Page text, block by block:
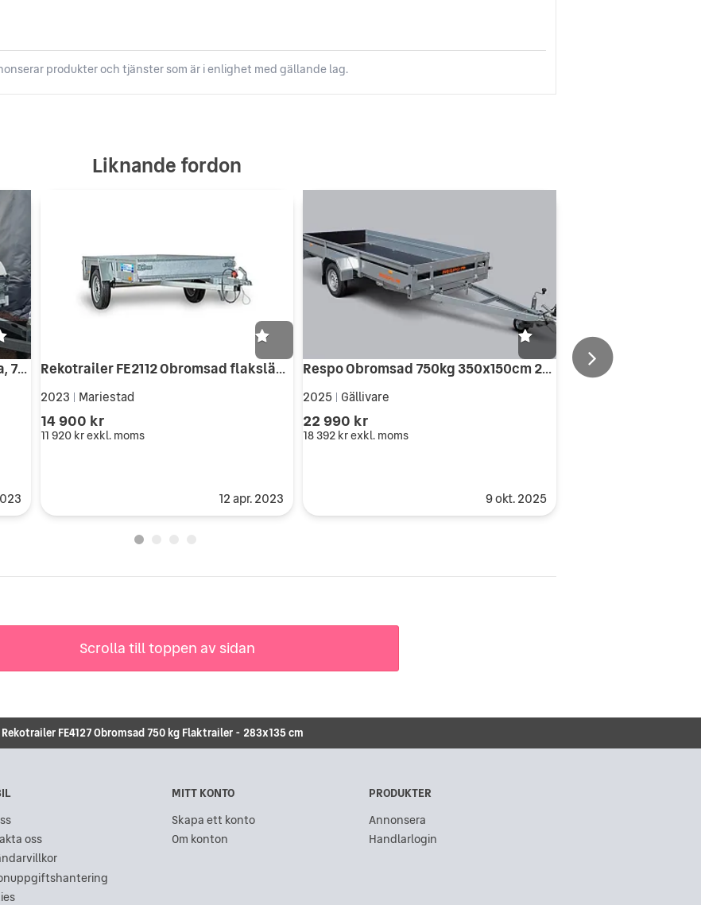
produkter och tjänster som är i enlighet med gällande lag.
Liknande fordon
Reko flaktrailer med glasfiberkåpa, 750 kg - obromsad Rekotrailer FE2112 Obromsad flaksläp 750 kg
2023 | Mariestad
14 900 kr
11 920 krexkl. moms
12 apr. 2023
Respo Obromsad 750kg 350x150cm 24024
2025 Gällivare
22 990 kr
18 392 krexkl. moms
9 okt. 2025
Scrolla till toppen av sidan
Rekotrailer FE4127 Obromsad 750 kg Flaktrailer - 283x135 cm
oss
MITT KONTO
Skapa ett konto
Om konton
PRODUKTER
Annonsera
Handlarlogin